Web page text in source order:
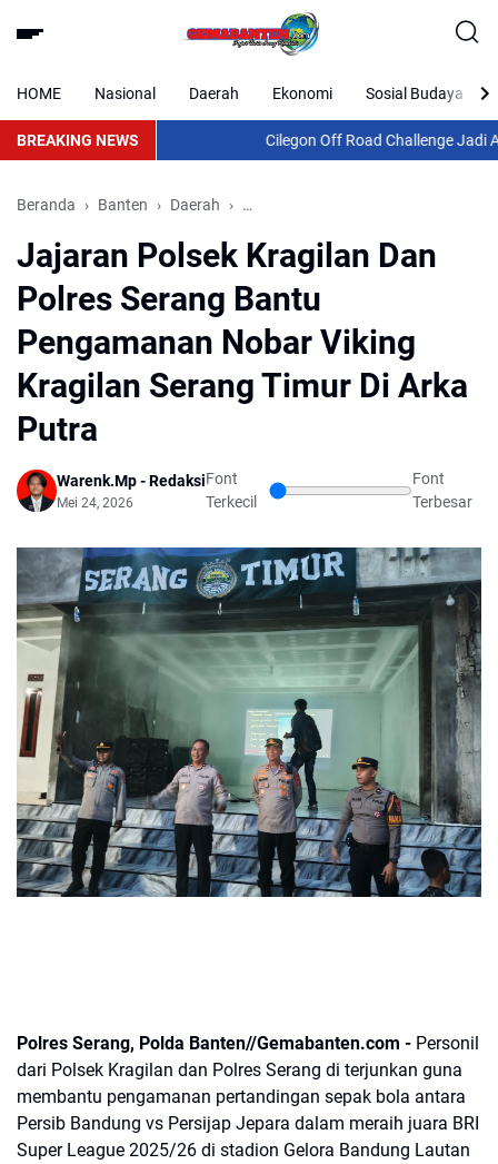
HOME Nasional Daerah Ekonomi Sosial Budaya
BREAKING NEWS Cilegon Off Road Challenge Jadi
Beranda Banten Daerah Jajaran Polsek Kragilan Dan Polres
Jajaran Polsek Kragilan Dan
Polres Serang Bantu
Pengamanan Nobar Viking
Kragilan Serang Timur Di Arka
Putra
Warenk.Mp - Redaksi
Mei 24, 2026
Font
Terkecil
Font
Terbesar
Polres Serang, Polda Banten//Gemabanten.com - Personil
dari Polsek Kragilan dan Polres Serang di terjunkan guna
membantu pengamanan pertandingan sepak bola antara
Persib Bandung vs Persijap Jepara dalam meraih juara BRI
Super League 2025/26 di stadion Gelora Bandung Lautan